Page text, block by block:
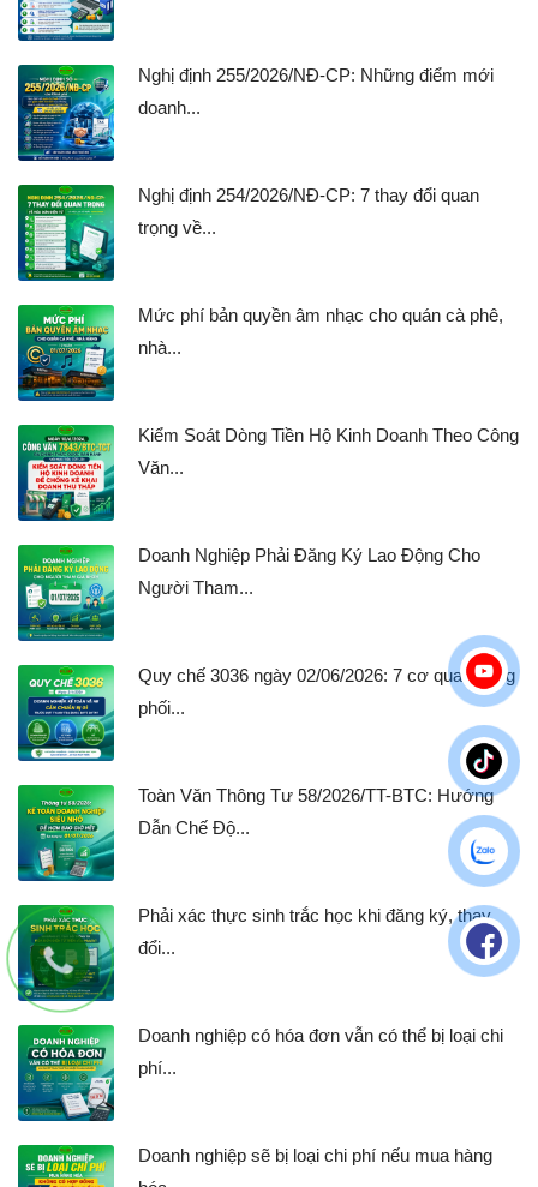
Nghị định 255/2026/NĐ-CP: Những điểm mới
doanh...
Nghị định 254/2026/NĐ-CP: 7 thay đổi quan
trọng về...
Mức phí bản quyền âm nhạc cho quán cà phê,
nhà...
Kiểm Soát Dòng Tiền Hộ Kinh Doanh Theo Công
Văn...
Doanh Nghiệp Phải Đăng Ký Lao Động Cho
Người Tham...
Quy chế 3036 ngày 02/06/2026: 7 cơ quan cùng
phối...
Toàn Văn Thông Tư 58/2026/TT-BTC: Hướng
Dẫn Chế Độ...
Phải xác thực sinh trắc học khi đăng ký, thay
đổi...
Doanh nghiệp có hóa đơn vẫn có thể bị loại chi
phí...
Doanh nghiệp sẽ bị loại chi phí nếu mua hàng